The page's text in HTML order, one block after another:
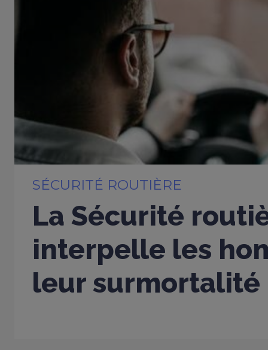
SÉCURITÉ ROUTIÈRE
La Sécurité
interpelle les
leur